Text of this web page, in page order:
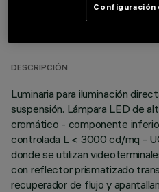
DATOS TÉCNICOS
DESCRIPCIÓN
Luminaria para iluminación
suspensión. Lámpara LED de
cromático - componente
controlada L < 3000 cd/mq -
donde se utilizan
con reflector prismatizado
recuperador de flujo y
Configuración